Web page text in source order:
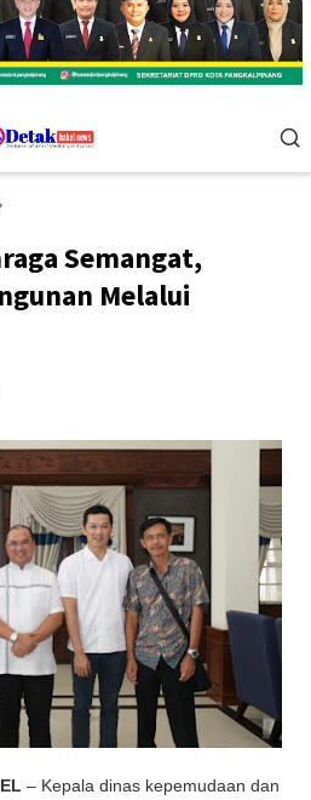
Semangat,
Melalui
– Kepala dinas kepemudaan dan